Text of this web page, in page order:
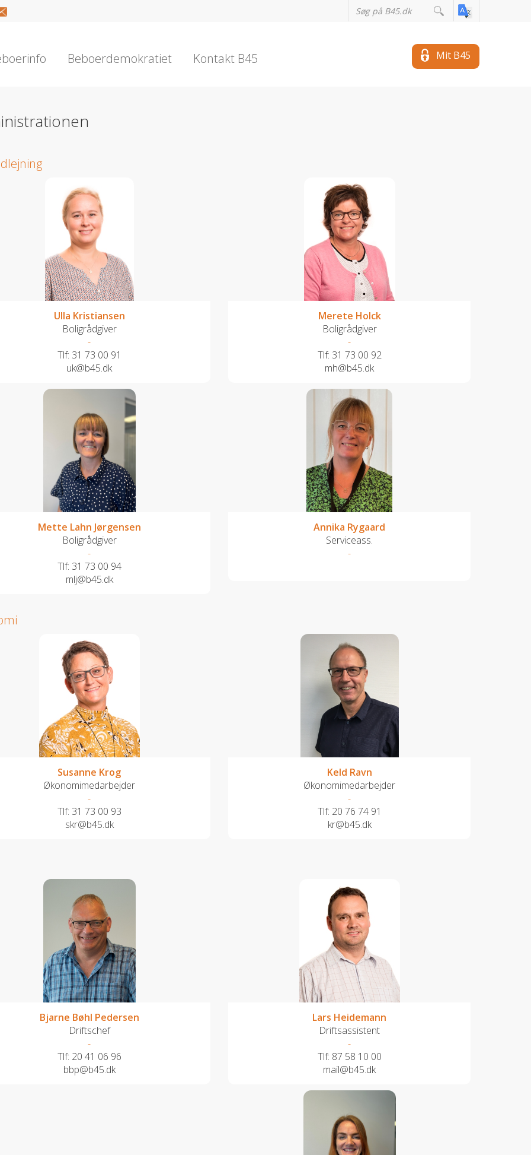
Mit B45
Beboerdemokratiet Kontakt B45
Ulla Kristiansen
Boligrådgiver
-
Tlf: 31 73 00 91
uk@b45.dk
Mette Lahn Jørgensen
Boligrådgiver
-
Tlf: 31 73 00 94
mlj@b45.dk
Merete Holck
Boligrådgiver
-
Tlf: 31 73 00 92
mh@b45.dk
Annika Rygaard
Serviceass.
-
Susanne Krog
Økonomimedarbejder
-
Tlf: 31 73 00 93
skr@b45.dk
Keld Ravn
Økonomimedarbejder
-
Tlf: 20 76 74 91
kr@b45.dk
Bjarne Bøhl Pedersen
Driftschef
-
Tlf: 20 41 06 96
bbp@b45.dk
Lars Heidemann
Driftsassistent
-
Tlf: 87 58 10 00
mail@b45.dk